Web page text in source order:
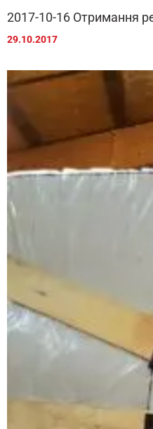
2017-10-16 Отримання
29.10.2017